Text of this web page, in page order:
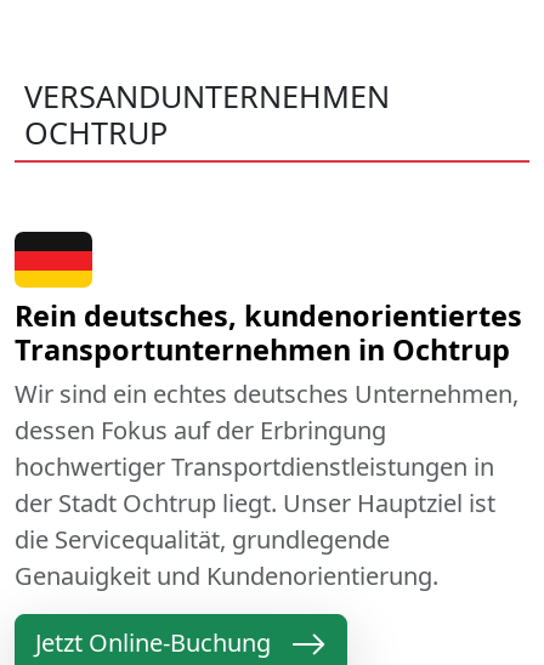
VERSANDUNTERNEHMEN
OCHTRUP
Rein deutsches, kundenorientiertes
Transportunternehmen in Ochtrup
Wir sind ein echtes deutsches Unternehmen,
dessen Fokus auf der Erbringung
hochwertiger Transportdienstleistungen in
der Stadt Ochtrup liegt. Unser Hauptziel ist
die Servicequalität, grundlegende
Genauigkeit und Kundenorientierung.
Jetzt Online-Buchung